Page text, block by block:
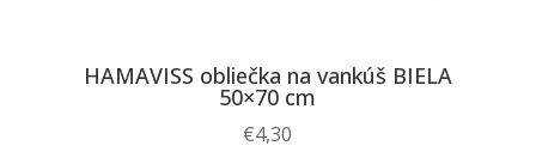
HAMAVISS obliečka na vankúš BIELA
50×70 cm
€4,30